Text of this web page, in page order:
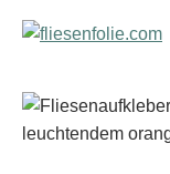
Bildergalerie